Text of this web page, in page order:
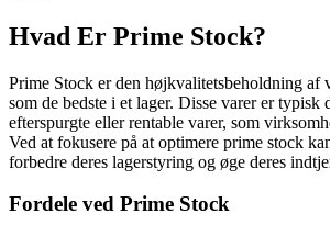
Hvad Er Prime Stock?
Prime Stock er den højkvalitetsbeholdning af
som de bedste i et lager. Disse varer er typisk
efterspurgte eller rentable varer, som
Ved at fokusere på at optimere prime stock
forbedre deres lagerstyring og øge deres
Fordele ved Prime Stock